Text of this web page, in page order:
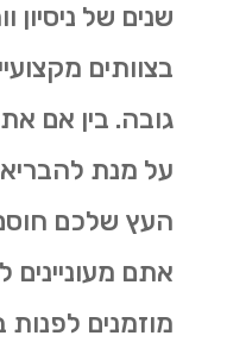
שנים של ניסיון
בצוותים
גובה. בין אם
על מנת
העץ שלכם חוסם
אתם
מוזמנים